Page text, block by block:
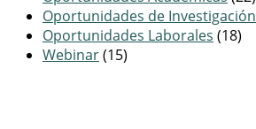
Oportunidades de Investigación
Oportunidades Laborales (18)
Webinar(15)